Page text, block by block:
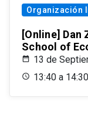
Organización
[Online] Dan
School of
13 de
13:40 a 14:30